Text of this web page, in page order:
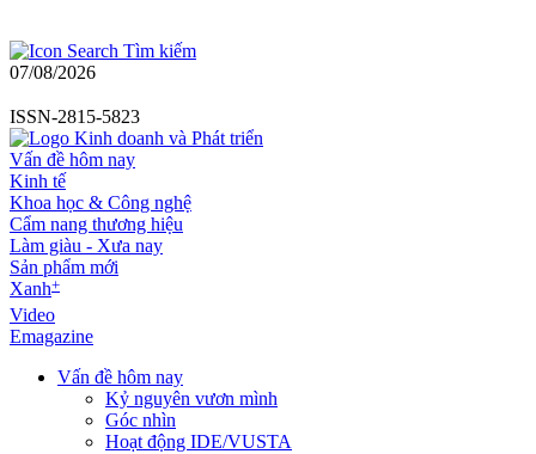
Tìm kiếm
07/08/2026
ISSN-2815-5823
Vấn đề hôm nay
Kinh tế
Khoa học & Công nghệ
Cẩm nang thương hiệu
Làm giàu - Xưa nay
Sản phẩm mới
Xanh+
Video
Emagazine
Vấn đề hôm nay
Kỷ nguyên vươn mình
Góc nhìn
Hoạt động IDE/VUSTA